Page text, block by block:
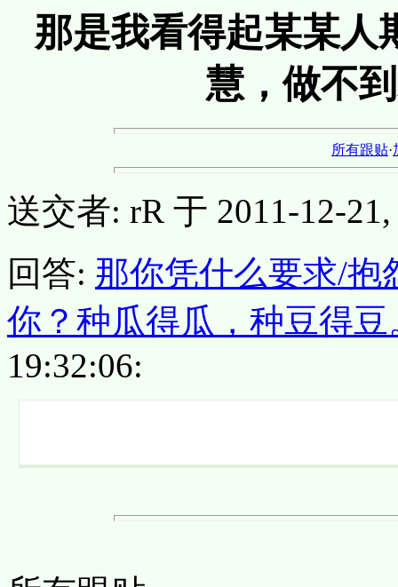
那是我看得起某某人
慧，做不
所有跟贴·
送交者: rR 于 2011-12-
回答: 那你凭什么要求/抱
你？种瓜得瓜，种豆得
19:32:06: